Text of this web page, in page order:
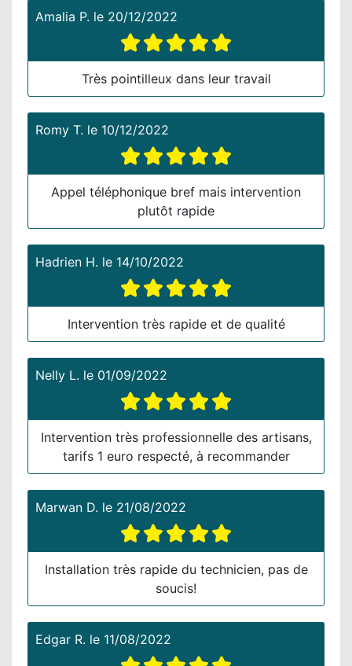
Amalia P. le 20/12/2022
Très pointilleux dans leur travail
Romy T. le 10/12/2022
Appel téléphonique bref mais intervention
plutôt rapide
Hadrien H. le 14/10/2022
Intervention très rapide et de qualité
Nelly L. le 01/09/2022
Intervention très professionnelle des artisans,
tarifs 1 euro respecté, à recommander
Marwan D. le 21/08/2022
Installation très rapide du technicien, pas de
soucis!
Edgar R. le 11/08/2022